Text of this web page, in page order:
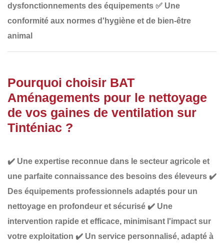
dysfonctionnements des équipements ✅ Une
conformité aux normes d'hygiène et de bien-être
animal
Pourquoi choisir BAT
Aménagements pour le nettoyage
de vos gaines de ventilation sur
Tinténiac ?
✔️ Une expertise reconnue dans le secteur agricole et
une parfaite connaissance des besoins des éleveurs ✔️
Des équipements professionnels adaptés pour un
nettoyage en profondeur et sécurisé ✔️ Une
intervention rapide et efficace, minimisant l'impact sur
votre exploitation ✔️ Un service personnalisé, adapté à